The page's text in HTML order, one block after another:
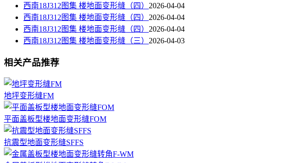
西南18J312图集 楼地面变形缝（四） 2026-04-04
西南18J312图集 楼地面变形缝（四） 2026-04-04
西南18J312图集 楼地面变形缝（四） 2026-04-04
西南18J312图集 楼地面变形缝（三） 2026-04-03
相关产品推荐
地坪变形缝FM
平面盖板型楼地面变形缝FOM
抗震型地面变形缝SFFS